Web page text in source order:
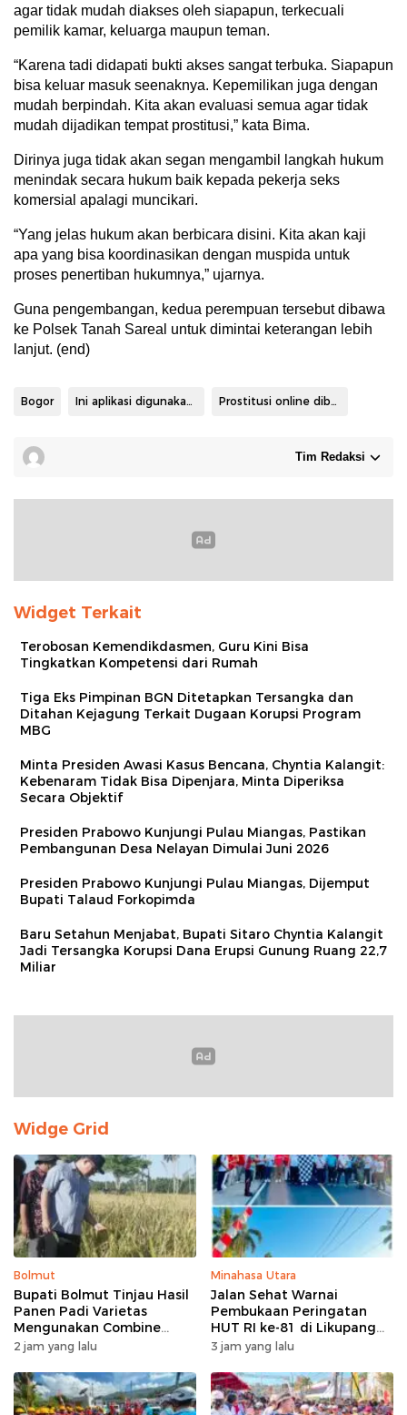
agar tidak mudah diakses oleh siapapun, terkecuali
pemilik kamar, keluarga maupun teman.
“Karena tadi didapati bukti akses sangat terbuka. Siapapun
bisa keluar masuk seenaknya. Kepemilikan juga dengan
mudah berpindah. Kita akan evaluasi semua agar tidak
mudah dijadikan tempat prostitusi,” kata Bima.
Dirinya juga tidak akan segan mengambil langkah hukum
menindak secara hukum baik kepada pekerja seks
komersial apalagi muncikari.
“Yang jelas hukum akan berbicara disini. Kita akan kaji
apa yang bisa koordinasikan dengan muspida untuk
proses penertiban hukumnya,” ujarnya.
Guna pengembangan, kedua perempuan tersebut dibawa
ke Polsek Tanah Sareal untuk dimintai keterangan lebih
lanjut. (end)
Bogor Ini aplikasi digunakan bertransaksi Prostitusi online dibongkar
Tim Redaksi
Widget Terkait
Terobosan Kemendikdasmen, Guru Kini Bisa
Tingkatkan Kompetensi dari Rumah
Tiga Eks Pimpinan BGN Ditetapkan Tersangka dan
Ditahan Kejagung Terkait Dugaan Korupsi Program
MBG
Minta Presiden Awasi Kasus Bencana, Chyntia Kalangit:
Kebenaram Tidak Bisa Dipenjara, Minta Diperiksa
Secara Objektif
Presiden Prabowo Kunjungi Pulau Miangas, Pastikan
Pembangunan Desa Nelayan Dimulai Juni 2026
Presiden Prabowo Kunjungi Pulau Miangas, Dijemput
Bupati Talaud Forkopimda
Baru Setahun Menjabat, Bupati Sitaro Chyntia Kalangit
Jadi Tersangka Korupsi Dana Erupsi Gunung Ruang 22,7
Miliar
Widge Grid
Bolmut
Bupati Bolmut Tinjau Hasil
Panen Padi Varietas
Mengunakan Combine
Harvester
2 jam yang lalu
Minahasa Utara
Jalan Sehat Warnai
Pembukaan Peringatan
HUT RI ke-81 di Likupang
Barat
3 jam yang lalu